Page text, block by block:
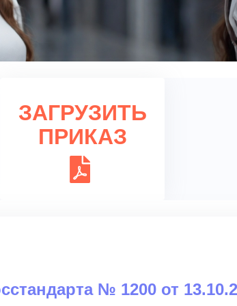
ЗАГРУЗИТЬ
ПРИКАЗ
№ 1200 от